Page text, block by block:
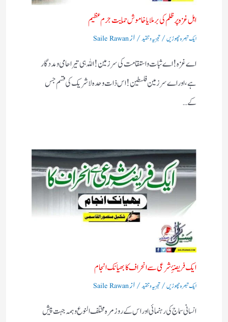
اہل غزہ پر ظلم کی برملا یا خاموش حمایت جرم عظیم
ایک تبصرہ چھوڑیں/تجزیہ و تنقید/ ازSaile Rawan
اے غزہ! اے ثبات واستقامت کی سرزمین! اللہ ہی تیرا حامی ومددگار
ہے، اور اے سرزمین فلسطین! اس ذات وحدہ لاشریک کی قسم جس
کے…
ایک فریضۂِ شرعی سے انحراف کا بھیانک انجام
ایک تبصرہ چھوڑیں/تجزیہ و تنقید/ ازSaile Rawan
انسانی سماج کی رہنمائی اور اس کے روز مرہ مختلف النوع وہمہ جہت پیش